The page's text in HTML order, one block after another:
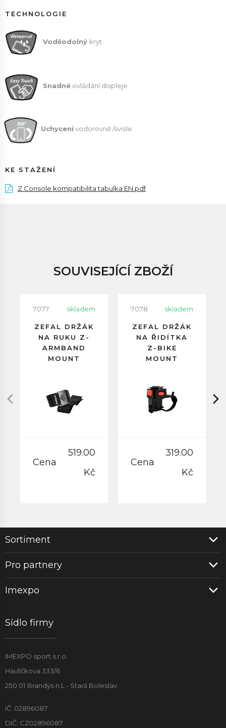
TECHNOLOGIE
Voděodolný kryt
Snadné ovládání displeje
Uchycenívodorovně /svisle
KE STAŽENÍ
Z Console kompatibilita tabulka EN.pdf
SOUVISEJÍCÍ ZBOŽÍ
7077 skladem
ZEFAL DRŽÁK
NA RUKU Z-
ARMBAND
MOUNT
Cena
519.00
Kč
7078 skladem
ZEFAL DRŽÁK
NA ŘIDÍTKA
Z-BIKE
MOUNT
Cena
319.00
Kč
Sortiment
Pro partnery
Imexpo
Sídlo firmy
IMEXPO sport s.r.o.
Havlíčkova 333/6
250 01 Brandýs n.L - Stará Boleslav
IČ: 02896087
DIČ: CZ02896087